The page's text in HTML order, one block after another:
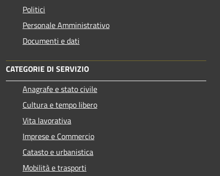
Politici
Personale Amministrativo
Documenti e dati
CATEGORIE DI SERVIZIO
Anagrafe e stato civile
Cultura e tempo libero
Vita lavorativa
Imprese e Commercio
Catasto e urbanistica
Mobilità e trasporti